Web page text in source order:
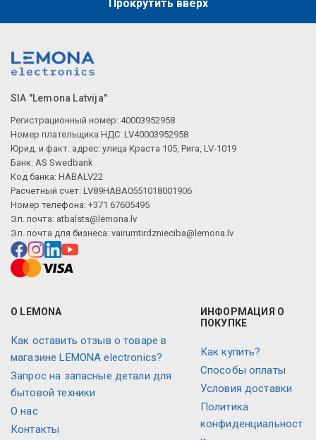
Прокрутить вверх
SIA "Lemona Latvija"
Регистрационный номер: 40003952958
Номер плательщика НДС: LV40003952958
Юрид. и факт. адрес: улица Краста 105, Рига, LV-1019
Банк: AS Swedbank
Код банка: HABALV22
Расчетный счет: LV89HABA0551018001906
Номер телефона: +371 67605495
Эл. почта: atbalsts@lemona.lv
Эл. почта для бизнеса: vairumtirdznieciba@lemona.lv
О LEMONA
Как оставить отзыв о товаре в
магазине LEMONA electronics?
Запрос на запасные детали для
бытовой техники
О нас
Контакты
ИНФОРМАЦИЯ О
ПОКУПКЕ
Как купить?
Способы оплаты
Условия доставки
Политика
конфиденциальност